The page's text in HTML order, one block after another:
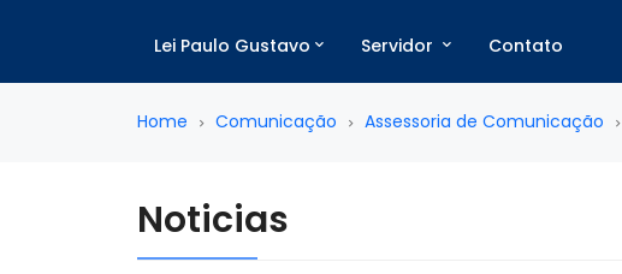
Lei Paulo Gustavo Servidor Contato
Home Comunicação Assessoria de Comunicação
Noticias